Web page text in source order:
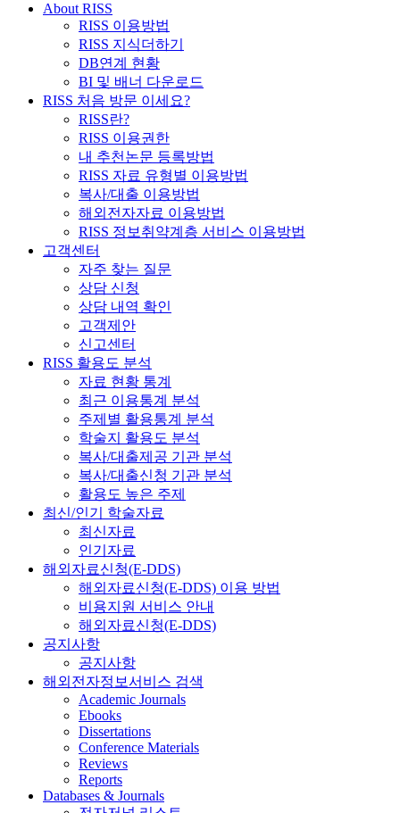
About RISS
RISS 이용방법
RISS 지식더하기
DB연계 현황
BI 및 배너 다운로드
RISS 처음 방문 이세요?
RISS란?
RISS 이용권한
내 추천논문 등록방법
RISS 자료 유형별 이용방법
복사/대출 이용방법
해외전자자료 이용방법
RISS 정보취약계층 서비스 이용방법
고객센터
자주 찾는 질문
상담 신청
상담 내역 확인
고객제안
신고센터
RISS 활용도 분석
자료 현황 통계
최근 이용통계 분석
주제별 활용통계 분석
학술지 활용도 분석
복사/대출제공 기관 분석
복사/대출신청 기관 분석
활용도 높은 주제
최신/인기 학술자료
최신자료
인기자료
해외자료신청(E-DDS)
해외자료신청(E-DDS) 이용 방법
비용지원 서비스 안내
해외자료신청(E-DDS)
공지사항
공지사항
해외전자정보서비스 검색
Academic Journals
Ebooks
Dissertations
Conference Materials
Reviews
Reports
Databases & Journals